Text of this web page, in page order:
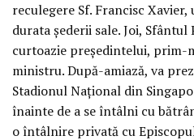
reculegere Sf. Francisc
durata șederii sale. Joi,
curtoazie președintelui,
ministru. După-amiază, va
Stadionul Național din
înainte de a se întâlni cu
o întâlnire privată cu